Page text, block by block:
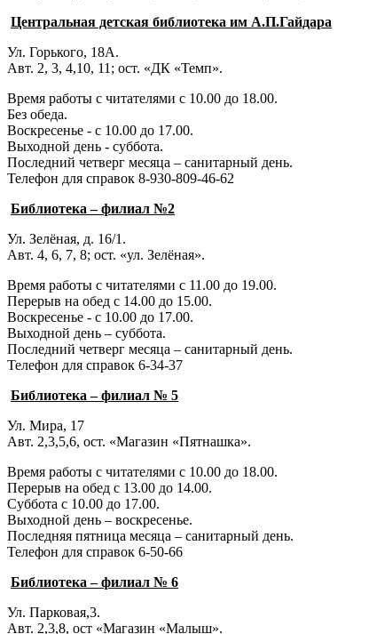
Центральная детская библиотека им А.П.Гайдара
Ул. Горького, 18А.
Авт. 2, 3, 4,10, 11; ост. «ДК «Темп».
Время работы с читателями с 10.00 до 18.00.
Без обеда.
Воскресенье - с 10.00 до 17.00.
Выходной день - суббота.
Последний четверг месяца – санитарный день.
Телефон для справок 8-930-809-46-62
Библиотека – филиал №2
Ул. Зелёная, д. 16/1.
Авт. 4, 6, 7, 8; ост. «ул. Зелёная».
Время работы с читателями с 11.00 до 19.00.
Перерыв на обед с 14.00 до 15.00.
Воскресенье - с 10.00 до 17.00.
Выходной день – суббота.
Последний четверг месяца – санитарный день.
Телефон для справок 6-34-37
Библиотека – филиал № 5
Ул. Мира, 17
Авт. 2,3,5,6, ост. «Магазин «Пятнашка».
Время работы с читателями с 10.00 до 18.00.
Перерыв на обед с 13.00 до 14.00.
Суббота с 10.00 до 17.00.
Выходной день – воскресенье.
Последняя пятница месяца – санитарный день.
Телефон для справок 6-50-66
Библиотека – филиал № 6
Ул. Парковая,3.
Авт. 2,3,8, ост «Магазин «Малыш».